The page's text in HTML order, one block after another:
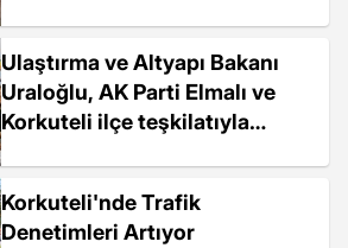
Ulaştırma ve Altyapı Bakanı
Uraloğlu, AK Parti Elmalı ve
Korkuteli ilçe teşkilatıyla
Korkuteli'nde Trafik
Denetimleri Artıyor